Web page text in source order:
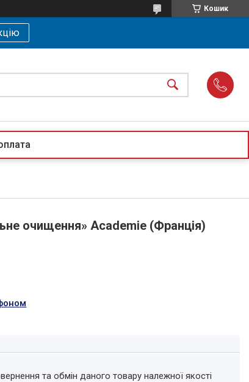
Кошик
очищення» Academie (Франція)
та обмін даного товару належної якості